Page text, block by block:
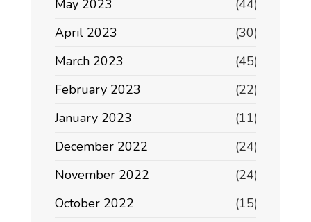
May 2023
(44)
April 2023
(30)
March 2023
(45)
February 2023
(22)
January 2023
(11)
December 2022
(24)
November 2022
(24)
October 2022
(15)